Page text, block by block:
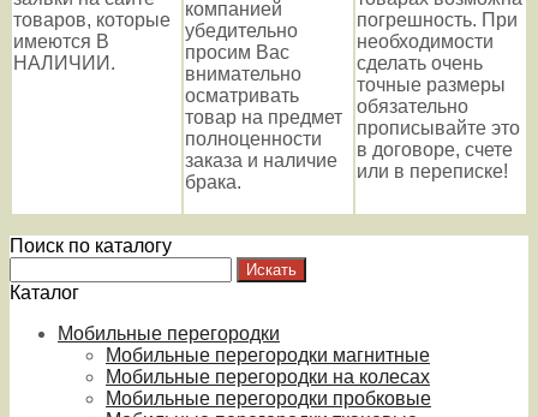
товаров, которые
имеются В
НАЛИЧИИ.
компанией
убедительно
просим Вас
внимательно
осматривать
товар на предмет
полноценности
заказа и наличие
брака.
погрешность. При
необходимости
сделать очень
точные размеры
обязательно
прописывайте это
в договоре, счете
или в переписке!
Поиск по каталогу
Каталог
Мобильные перегородки
Мобильные перегородки магнитные
Мобильные перегородки на колесах
Мобильные перегородки пробковые